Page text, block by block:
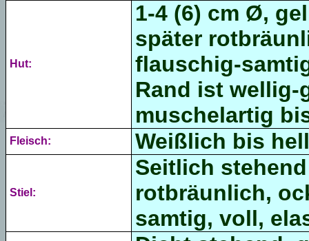
Hut:
1-4 (6) cm Ø,
später
flauschig-
Rand ist wellig-
muschelartig
Fleisch: Weißlich bis
Stiel:
Seitlich
rotbräunlich,
samtig, voll,